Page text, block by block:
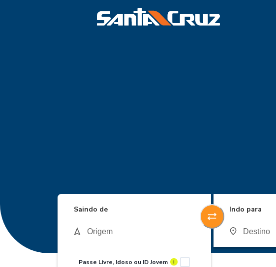
Saindo de
Passe Livre, Idoso ou ID Jovem i
Indo para